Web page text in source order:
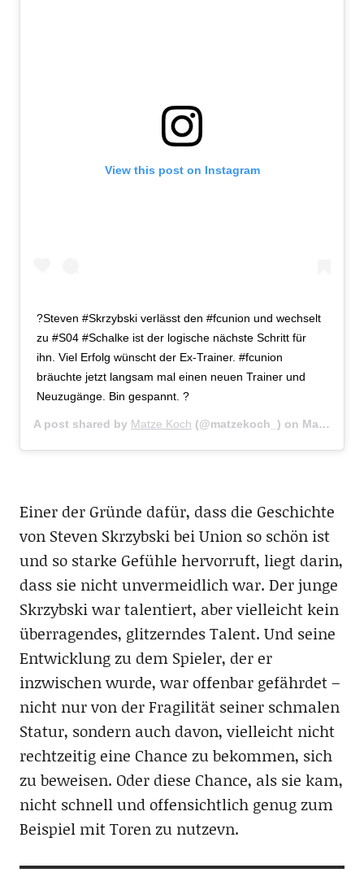
View this post on Instagram
?Steven #Skrzybski verlässt den #fcunion und wechselt
zu #S04 #Schalke ist der logische nächste Schritt für
ihn. Viel Erfolg wünscht der Ex-Trainer. #fcunion
bräuchte jetzt langsam mal einen neuen Trainer und
Neuzugänge. Bin gespannt. ?
A post shared by Matze Koch (@matzekoch_) on May 29, 2018 at 12:29pm PDT
Einer der Gründe dafür, dass die Geschichte
von Steven Skrzybski bei Union so schön ist
und so starke Gefühle hervorruft, liegt darin,
dass sie nicht unvermeidlich war. Der junge
Skrzybski war talentiert, aber vielleicht kein
überragendes, glitzerndes Talent. Und seine
Entwicklung zu dem Spieler, der er
inzwischen wurde, war offenbar gefährdet –
nicht nur von der Fragilität seiner schmalen
Statur, sondern auch davon, vielleicht nicht
rechtzeitig eine Chance zu bekommen, sich
zu beweisen. Oder diese Chance, als sie kam,
nicht schnell und offensichtlich genug zum
Beispiel mit Toren zu nutzevn.